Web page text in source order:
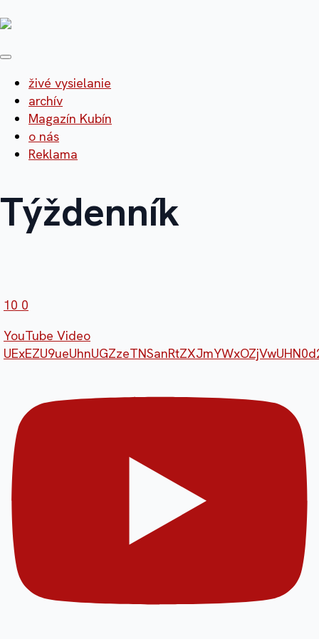
živé vysielanie
archív
Magazín Kubín
o nás
Reklama
Týždenník
10 0
YouTube Video